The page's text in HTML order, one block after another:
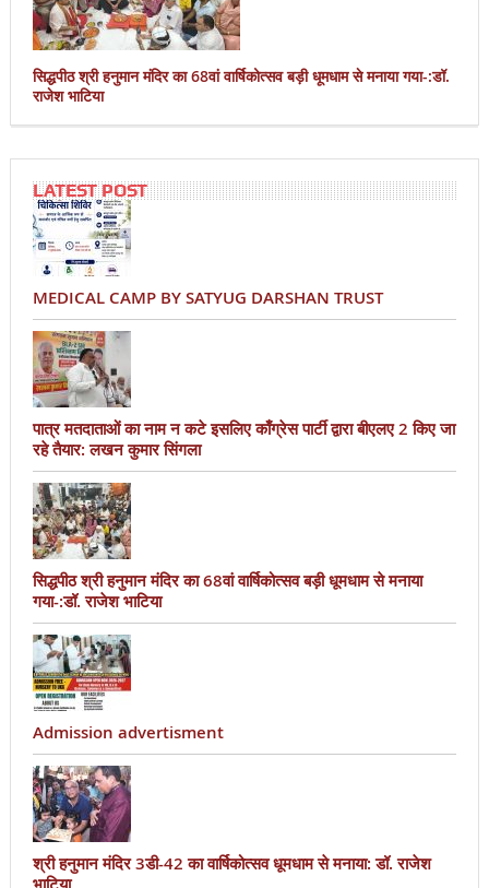
सिद्धपीठ श्री हनुमान मंदिर का 68वां वार्षिकोत्सव बड़ी धूमधाम से मनाया गया-:डॉ.
राजेश भाटिया
LATEST POST
MEDICAL CAMP BY SATYUG DARSHAN TRUST
पात्र मतदाताओं का नाम न कटे इसलिए काँग्रेस पार्टी द्वारा बीएलए 2 किए जा
रहे तैयार: लखन कुमार सिंगला
सिद्धपीठ श्री हनुमान मंदिर का 68वां वार्षिकोत्सव बड़ी धूमधाम से मनाया
गया-:डॉ. राजेश भाटिया
Admission advertisment
श्री हनुमान मंदिर 3डी-42 का वार्षिकोत्सव धूमधाम से मनाया: डॉ. राजेश